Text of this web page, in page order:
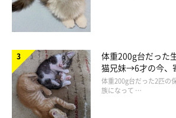
元気いっぱい天真爛漫。まんまる黒目がち
ィがチャームポイント。現在は天使となっ
2005年4月19日ー2016年1月27日
ももじろう
通称もーちゃん。ブラッシング大好き、パ
体重200g台だった
猫兄妹→6才の今、
ほっこり！
体重200g台だった2匹の
族になって …